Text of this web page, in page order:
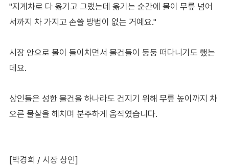
"지게차로 다 옮기고 그랬는데 옮기는 순간에 물이 무릎 넘어
서까지 차 가지고 손쓸 방법이 없는 거예요."
시장 안으로 물이 들이치면서 물건들이 둥둥 떠다니기도 했는
데요.
상인들은 성한 물건을 하나라도 건지기 위해 무릎 높이까지 차
오른 물살을 헤치며 분주하게 움직였습니다.
[박경희 / 시장 상인]